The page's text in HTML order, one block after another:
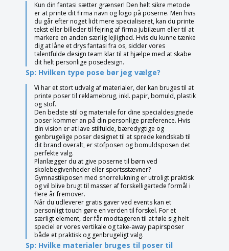
Kun din fantasi sætter grænser! Den helt sikre metode
er at printe dit firma navn og logo på poserne. Men hvis
du går efter noget lidt mere specialiseret, kan du printe
tekst eller billeder til fejring af firma jubilæum eller til at
markere en anden særlig lejlighed. Hvis du kunne tænke
dig at låne et drys fantasi fra os, sidder vores
talentfulde design team klar til at hjælpe med at skabe
dit helt personlige posedesign.
Sp: Hvilken type pose bør jeg vælge?
Vi har et stort udvalg af materialer, der kan bruges til at
printe poser til reklamebrug, inkl. papir, bomuld, plastik
og stof.
Den bedste stil og materiale for dine specialdesignede
poser kommer an på din personlige præference. Hvis
din vision er at lave stilfulde, bæredygtige og
genbrugelige poser designet til at sprede kendskab til
dit brand overalt, er stofposen og bomuldsposen det
perfekte valg.
Planlægger du at give poserne til børn ved
skolebegivenheder eller sportsstævner?
Gymnastikposen med snorrelukning er utroligt praktisk
og vil blive brugt til masser af forskelligartede formål i
flere år fremover.
Når du udleverer gratis gaver ved events kan et
personligt touch gøre en verden til forskel. For et
særligt element, der får modtageren til at føle sig helt
speciel er vores vertikale og take-away papirsposer
både et praktisk og genbrugeligt valg.
Sp: Hvilke materialer bruges til poser til